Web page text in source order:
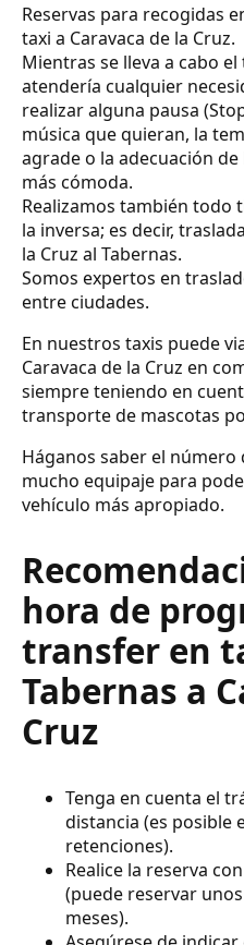
Reservas para recogidas
taxi a Caravaca de la Cruz.
Mientras se lleva a cabo
atendería cualquier
realizar alguna pausa
música que quieran, la
agrade o la adecuación
más cómoda.
Realizamos también todo
la inversa; es decir,
la Cruz al Tabernas.
Somos expertos en
entre ciudades.
En nuestros taxis puede
Caravaca de la Cruz en
siempre teniendo en
transporte de mascotas
Háganos saber el número
mucho equipaje para
vehículo más apropiado.
hora de
transfer en
Tabernas a
Cruz
Tenga en cuenta el
distancia (es posible
retenciones).
Realice la reserva
(puede reservar
meses).